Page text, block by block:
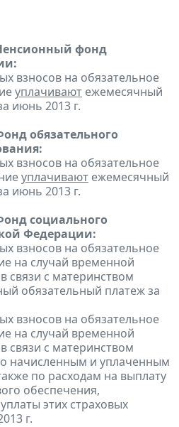
фонд
взносов на обязательное
уплачивают ежемесячный
июнь 2013 г.
обязательного
взносов на обязательное
уплачивают ежемесячный
июнь 2013 г.
социального
Федерации:
взносов на обязательное
на случай временной
связи с материнством
обязательный платеж за
взносов на обязательное
на случай временной
связи с материнством
начисленным и уплаченным
по расходам на выплату
обеспечения,
этих страховых
г.